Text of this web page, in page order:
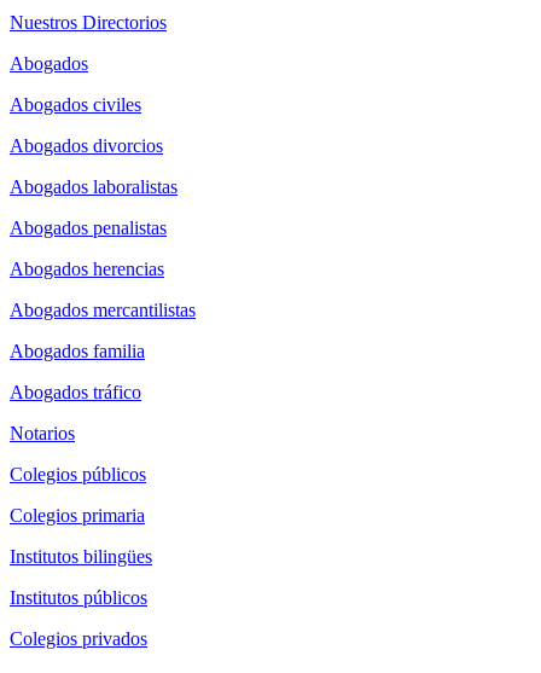
Nuestros Directorios
Abogados
Abogados civiles
Abogados divorcios
Abogados laboralistas
Abogados penalistas
Abogados herencias
Abogados mercantilistas
Abogados familia
Abogados tráfico
Notarios
Colegios públicos
Colegios primaria
Institutos bilingües
Institutos públicos
Colegios privados